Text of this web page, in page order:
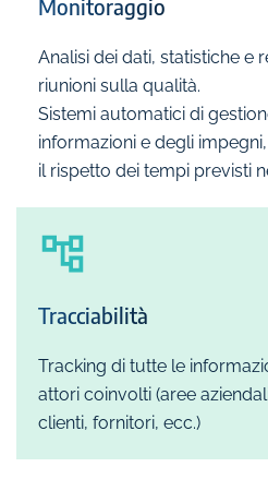
Monitoraggio
Analisi dei dati, statistiche e
riunioni sulla qualità.
Sistemi automatici di
informazioni e degli
il rispetto dei tempi previsti
Tracciabilità
Tracking di tutte le
attori coinvolti (aree
clienti, fornitori, ecc.)